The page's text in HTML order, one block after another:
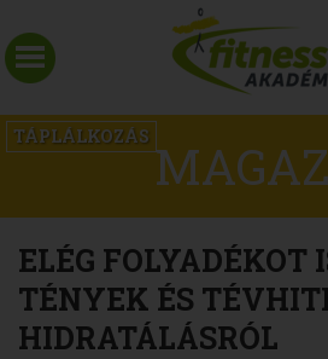
TÁPLÁLKOZÁS
ELÉG FOLYADÉKOT
TÉNYEK ÉS
HIDRATÁLÁSRÓL